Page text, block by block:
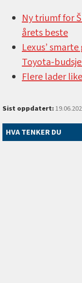
Ny triumf for
årets beste
Lexus’
Toyota-
Flere lader
Sist oppdatert:
HVA TENKER DU